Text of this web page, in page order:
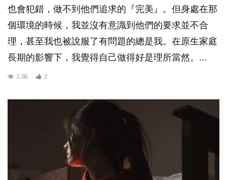
也會犯錯，做不到他們追求的『完美』。但身處在那
個環境的時候，我並沒有意識到他們的要求並不合
理，甚至我也被說服了有問題的總是我。在原生家庭
長期的影響下，我覺得自己做得好是理所當然。...
3.3K 2